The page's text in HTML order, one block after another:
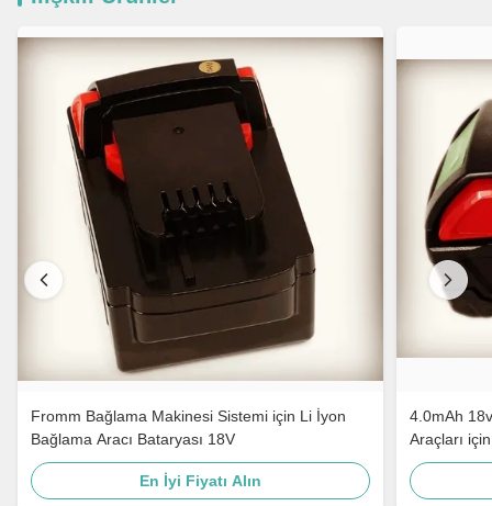
Fromm Bağlama Makinesi Sistemi için Li İyon
Bağlama Aracı Bataryası 18V
En İyi Fiyatı Alın
4.0mAh
Araçları